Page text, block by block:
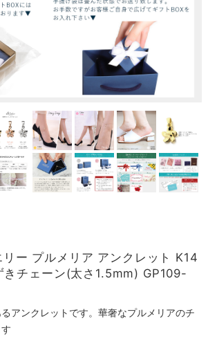
ー プルメリア アンクレット K14
きチェーン(太さ1.5mm) GP109-
アンクレットです。華奢なプルメリアのチ